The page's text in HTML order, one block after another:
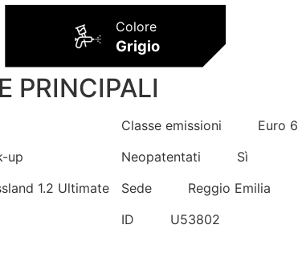
Colore
Grigio
PRINCIPALI
up
1.2 Ultimate
Classe emissioni
Euro 6
Neopatentati
Sì
Sede
Reggio Emilia
ID
U53802